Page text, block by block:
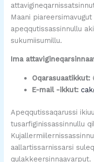
Maani
apeqqutissassinnullu
sukumiisumillu.
Ima
Oqarasuaatikkut:
E-mail -ikkut:
Apeqqutissaqarussi
tusarfiginissassinnullu
aallartissarnissarsi
qulakkeersinnaavarput.